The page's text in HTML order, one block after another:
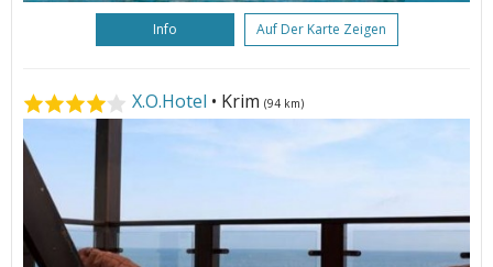
Info Auf Der Karte Zeigen
X.O.Hotel • Krim (94 km)